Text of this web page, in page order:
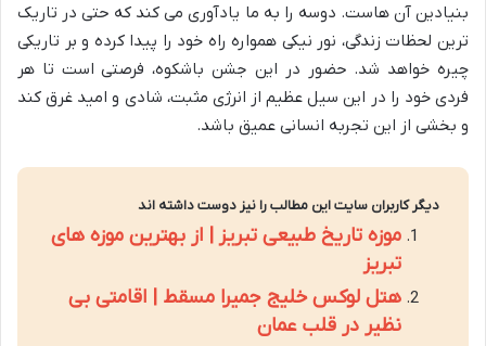
بنیادین آن هاست. دوسه را به ما یادآوری می کند که حتی در تاریک
ترین لحظات زندگی، نور نیکی همواره راه خود را پیدا کرده و بر تاریکی
چیره خواهد شد. حضور در این جشن باشکوه، فرصتی است تا هر
فردی خود را در این سیل عظیم از انرژی مثبت، شادی و امید غرق کند
و بخشی از این تجربه انسانی عمیق باشد.
دیگر کاربران سایت این مطالب را نیز دوست داشته اند
موزه تاریخ طبیعی تبریز | از بهترین موزه های
تبریز
هتل لوکس خلیج جمیرا مسقط | اقامتی بی
نظیر در قلب عمان